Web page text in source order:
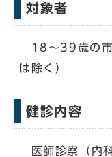
対象者
18～39歳の市
は除く）
健診内容
医師診察（内